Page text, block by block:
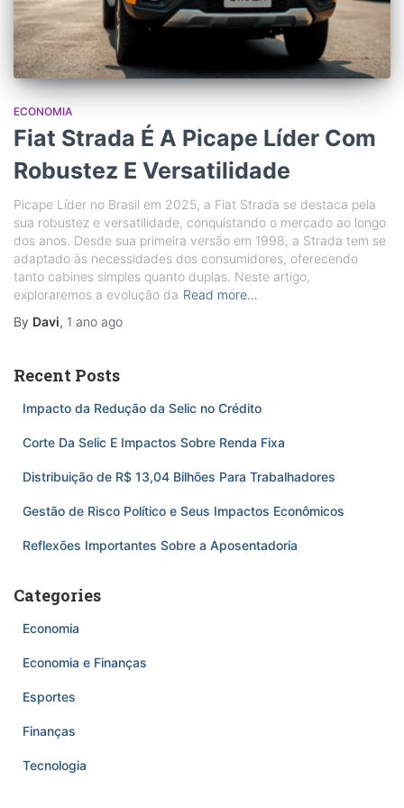
ECONOMIA
Fiat Strada É A Picape Líder Com
Robustez E Versatilidade
Picape Líder no Brasil em 2025, a Fiat Strada se destaca pela
sua robustez e versatilidade, conquistando o mercado ao longo
dos anos. Desde sua primeira versão em 1998, a Strada tem se
adaptado às necessidades dos consumidores, oferecendo
tanto cabines simples quanto duplas. Neste artigo,
exploraremos a evolução da Read more…
By Davi, 1 ano ago
Recent Posts
Impacto da Redução da Selic no Crédito
Corte Da Selic E Impactos Sobre Renda Fixa
Distribuição de R$ 13,04 Bilhões Para Trabalhadores
Gestão de Risco Político e Seus Impactos Econômicos
Reflexões Importantes Sobre a Aposentadoria
Categories
Economia
Economia e Finanças
Esportes
Finanças
Tecnologia